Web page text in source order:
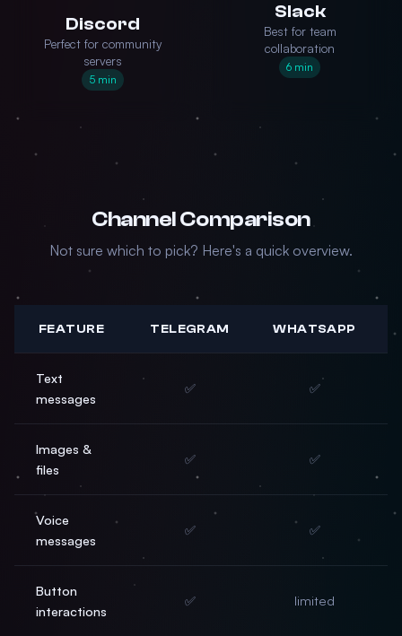
Discord
Perfect for community
servers
5 min
Slack
Best for team
collaboration
6 min
Channel Comparison
Not sure which to pick? Here's a quick overview.
FEATURE TELEGRAM WHATSAPP
Text
messages
✅ ✅
Images &
files
✅ ✅
Voice
messages
✅ ✅
Button
interactions
✅ limited